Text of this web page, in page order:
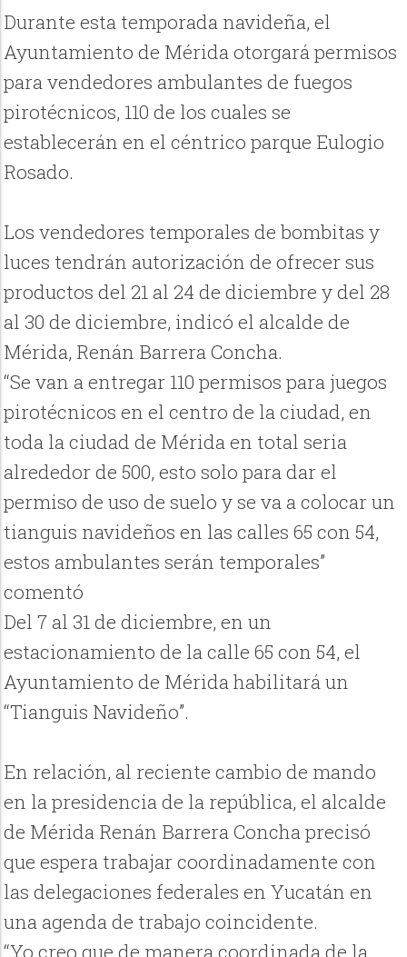
Durante esta temporada navideña, el
Ayuntamiento de Mérida otorgará permisos
para vendedores ambulantes de fuegos
pirotécnicos, 110 de los cuales se
establecerán en el céntrico parque Eulogio
Rosado.
Los vendedores temporales de bombitas y
luces tendrán autorización de ofrecer sus
productos del 21 al 24 de diciembre y del 28
al 30 de diciembre, indicó el alcalde de
Mérida, Renán Barrera Concha.
“Se van a entregar 110 permisos para juegos
pirotécnicos en el centro de la ciudad, en
toda la ciudad de Mérida en total seria
alrededor de 500, esto solo para dar el
permiso de uso de suelo y se va a colocar un
tianguis navideños en las calles 65 con 54,
estos ambulantes serán temporales”
comentó
Del 7 al 31 de diciembre, en un
estacionamiento de la calle 65 con 54, el
Ayuntamiento de Mérida habilitará un
“Tianguis Navideño”.
En relación, al reciente cambio de mando
en la presidencia de la república, el alcalde
de Mérida Renán Barrera Concha precisó
que espera trabajar coordinadamente con
las delegaciones federales en Yucatán en
una agenda de trabajo coincidente.